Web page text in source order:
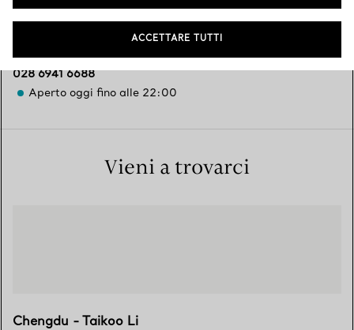
028 6941 6688
Aperto oggi fino alle 22:00
Vieni a trovarci
Chengdu - Taikoo Li
ACCETTARE TUTTI